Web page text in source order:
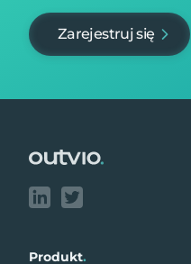
Zarejestruj się
Produkt.